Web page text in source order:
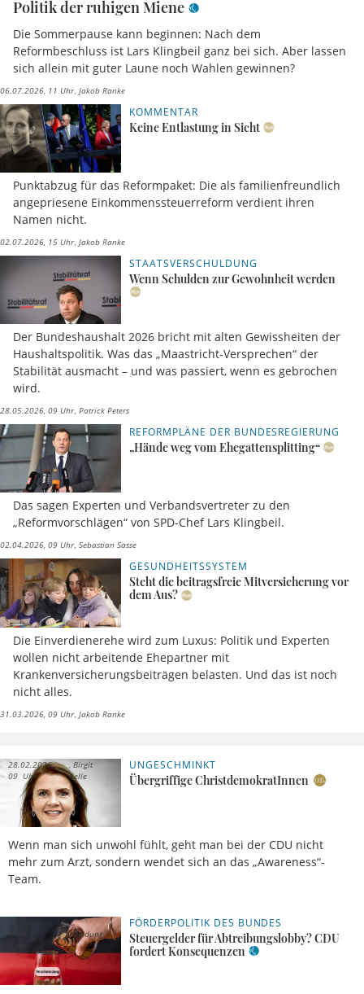
Politik der ruhigen Miene
Die Sommerpause kann beginnen: Nach dem
Reformbeschluss ist Lars Klingbeil ganz bei sich. Aber lassen
sich allein mit guter Laune noch Wahlen gewinnen?
06.07.2026, 11 Uhr Jakob Ranke
KOMMENTAR
Keine Entlastung in Sicht
Punktabzug für das Reformpaket: Die als familienfreundlich
angepriesene Einkommenssteuerreform verdient ihren
Namen nicht.
02.07.2026, 15 Uhr Jakob Ranke
STAATSVERSCHULDUNG
Wenn Schulden zur Gewohnheit werden
Der Bundeshaushalt 2026 bricht mit alten Gewissheiten der
Haushaltspolitik. Was das „Maastricht-Versprechen“ der
Stabilität ausmacht – und was passiert, wenn es gebrochen
wird.
28.05.2026, 09 Uhr Patrick Peters
REFORMPLÄNE DER BUNDESREGIERUNG
„Hände weg vom Ehegattensplitting“
Das sagen Experten und Verbandsvertreter zu den
„Reformvorschlägen“ von SPD-Chef Lars Klingbeil.
02.04.2026, 09 Uhr Sebastian Sasse
GESUNDHEITSSYSTEM
Steht die beitragsfreie Mitversicherung vor
dem Aus?
Die Einverdienerehe wird zum Luxus: Politik und Experten
wollen nicht arbeitende Ehepartner mit
Krankenversicherungsbeiträgen belasten. Und das ist noch
nicht alles.
31.03.2026, 09 Uhr Jakob Ranke
UNGESCHMINKT
Übergriffige ChristdemokratInnen
Wenn man sich unwohl fühlt, geht man bei der CDU nicht
mehr zum Arzt, sondern wendet sich an das „Awareness“-
Team.
28.02.2026,
09 Uhr
Birgit
Kelle
FÖRDERPOLITIK DES BUNDES
Steuergelder für Abtreibungslobby? CDU
fordert Konsequenzen
07.02.2026, 12
Uhr
Meldung